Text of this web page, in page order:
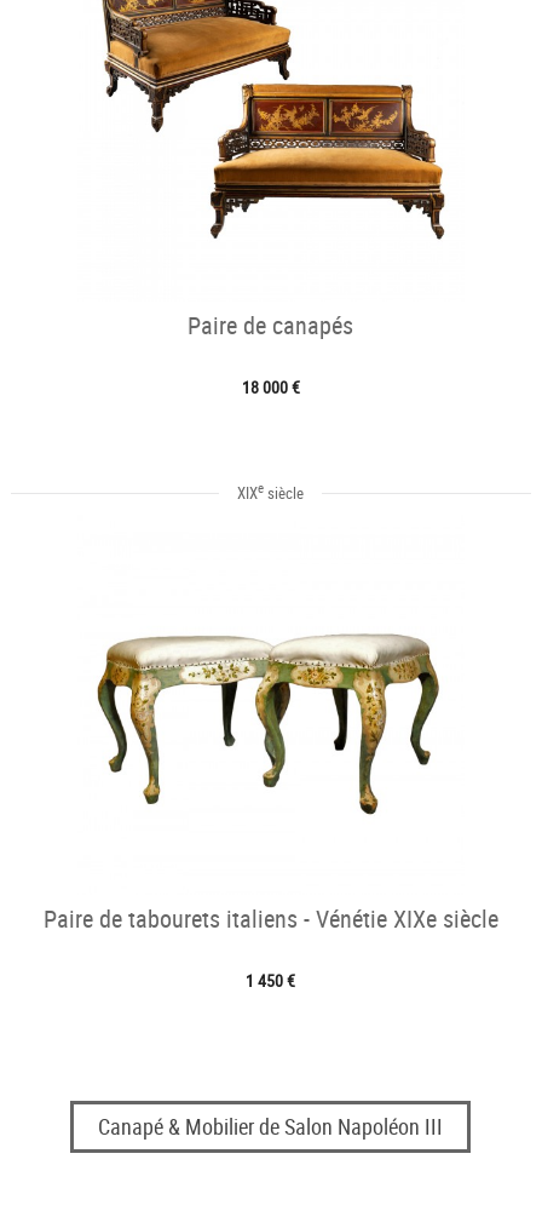
Paire de canapés
18 000 €
XIXe siècle
Paire de tabourets italiens - Vénétie XIXe siècle
1 450 €
Canapé & Mobilier de Salon Napoléon III